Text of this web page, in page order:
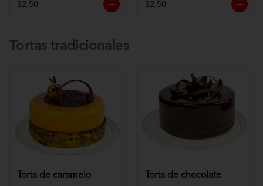
$2.50 $2.50
Tortas tradicionales
Torta de caramelo Torta de chocolate